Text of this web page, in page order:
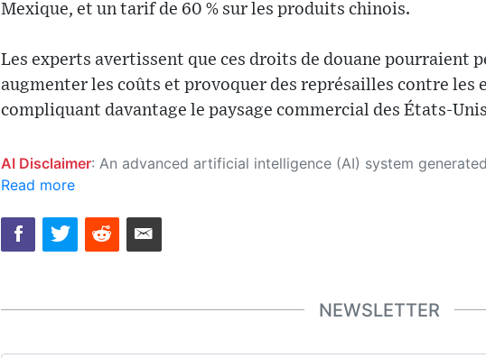
Mexique, et un tarif de 60 % sur les produits chinois.
Les experts avertissent que ces droits de douane pourraient
augmenter les coûts et provoquer des représailles contre les
compliquant davantage le paysage commercial des États-
AI Disclaimer: An advanced artificial intelligence (AI) system generated the content of this page on its own. This innovative technology conducts extensive research from a variety of reliable sources, performs rigorous fact-checking and verification, cleans up and balances biased or manipulated content, and presents a minimal factual summary that is just enough yet essential for you to function as an
Read more
NEWSLETTER